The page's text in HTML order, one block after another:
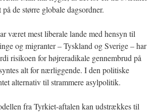
de større globale dagsordner.
været mest liberale lande med hensyn til
og migranter – Tyskland og Sverige – har
risikoen for højreradikale gennembrud på
alt for nærliggende. I den politiske
alternativ til strammere asylpolitik.
fra Tyrkiet-aftalen kan udstrækkes til